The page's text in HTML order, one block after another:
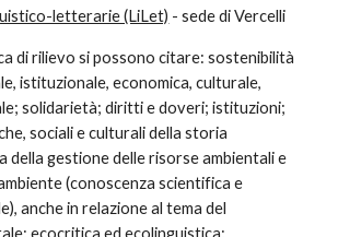
letterarie (LiLet) - sede di Vercelli
di rilievo si possono citare: sostenibilità
istituzionale, economica, culturale,
solidarietà; diritti e doveri; istituzioni;
sociali e culturali della storia
della gestione delle risorse ambientali e
(conoscenza scientifica e
anche in relazione al tema del
ecocritica ed ecolinguistica;